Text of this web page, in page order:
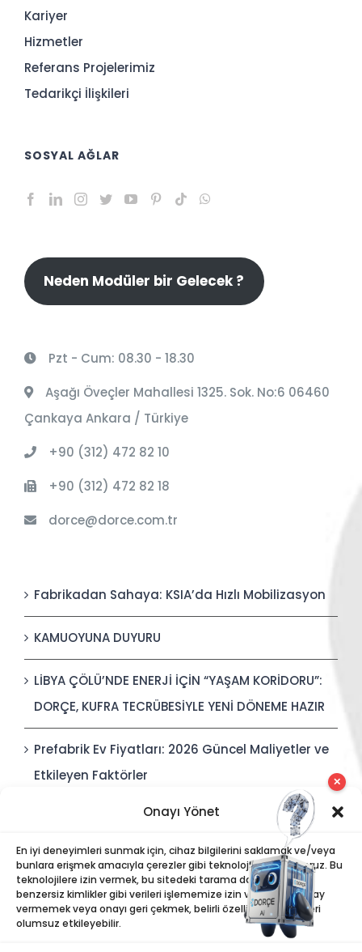
Onayı Yönet
En iyi deneyimleri sunmak için, cihaz bilgilerini saklamak ve/veya
bunlara erişmek amacıyla çerezler gibi teknolojiler kullanıyoruz. Bu
teknolojilere izin vermek, bu sitedeki tarama davranışı veya
benzersiz kimlikler gibi verileri işlememize izin verecektir. Onay
vermemek veya onayı geri çekmek, belirli özellikleri ve işlevleri
olumsuz etkileyebilir.
Kariyer
Hizmetler
Referans Projelerimiz
Tedarikçi İlişkileri
SOSYAL AĞLAR
Neden Modüler bir Gelecek ?
Pzt - Cum: 08.30 - 18.30
Aşağı Öveçler Mahallesi 1325. Sok. No:6 06460
Çankaya Ankara / Türkiye
+90 (312) 472 82 10
+90 (312) 472 82 18
dorce@dorce.com.tr
Fabrikadan Sahaya: KSIA’da Hızlı Mobilizasyon
KAMUOYUNA DUYURU
LİBYA ÇÖLÜ’NDE ENERJİ İÇİN “YAŞAM KORİDORU”:
DORÇE, KUFRA TECRÜBESİYLE YENİ DÖNEME HAZIR
Prefabrik Ev Fiyatları: 2026 Güncel Maliyetler ve
Etkileyen Faktörler
Polis Karakolları: Güvenli, Entegre ve Hızlı İnşa
Edilebilir Kamu Güvenliği Yapıları
✕